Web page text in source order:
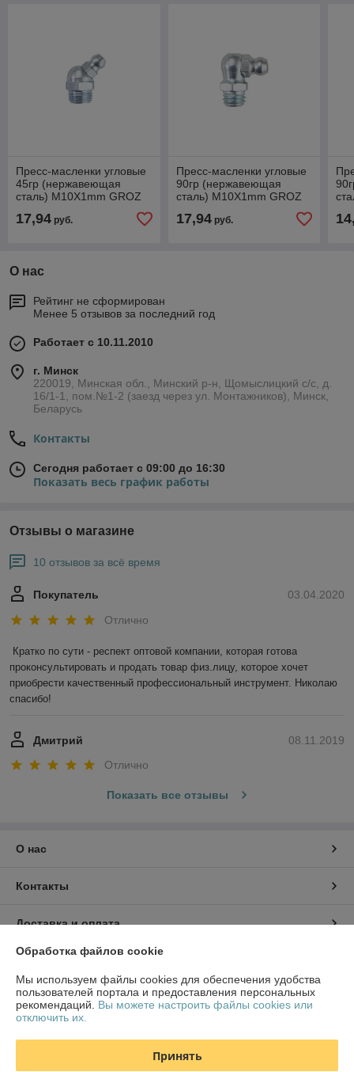
Пресс-масленки угловые
45гр (нержавеющая
сталь) M10X1mm GROZ
17,94 руб.
Пресс-масленки угловые
90гр (нержавеющая
сталь) M10X1mm GROZ
17,94руб.
О нас
Рейтинг не сформирован
Менее 5 отзывов за последний год
Работает с 10.11.2010
г. Минск
220019, Минская обл., Минский р-н, Щомыслицкий с/с, д.
16/1-1, пом.№1-2 (заезд через ул. Монтажников), Минск,
Беларусь
Контакты
Сегодня работает с 09:00 до 16:30
Показать весь график работы
Отзывы о магазине
10 отзывов за всё время
03.04.2020
Покупатель
Отлично
Кратко по сути - респект оптовой компании, которая готова
проконсультировать и продать товар физ.лицу, которое хочет
приобрести качественный профессиональный инструмент. Николаю
спасибо!
08.11.2019
Дмитрий
Отлично
Показать все отзывы
О нас
Контакты
Доставка и оплата
График работы
Полная версия сайта
Обработка файлов cookie
Мы используем файлы cookies для обеспечения удобства
пользователей портала и предоставления персональных
рекомендаций. Вы можете настроить файлы cookies или
отключить их.
Принять